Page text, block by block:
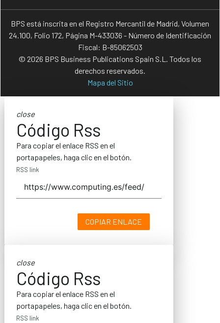
BPS está inscrita en el Registro Mercantil de Madrid, Volumen
24.100, Folio 172, Página M-433036 - Número de Identificación
Fiscal: B-85062503
© 2026 BPS Business Publications Spain S.L. Todos los
derechos reservados.
Mapa del Sitio
close
Código Rss
Para copiar el enlace RSS en el
portapapeles, haga clic en el botón.
RSS link
COPIAR ENLACE
close
Código Rss
Para copiar el enlace RSS en el
portapapeles, haga clic en el botón.
RSS link